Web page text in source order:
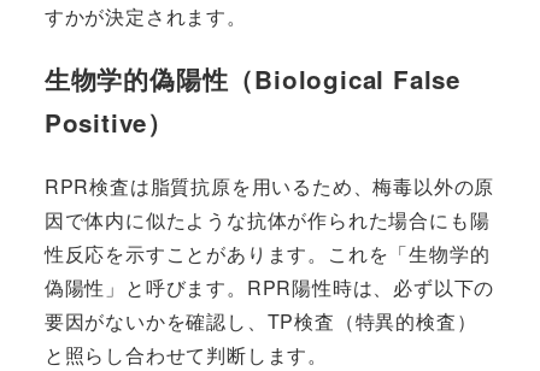
すかが決定されます。
生物学的偽陽性（Biological False
Positive）
RPR検査は脂質抗原を用いるため、梅毒以外の原
因で体内に似たような抗体が作られた場合にも陽
性反応を示すことがあります。これを「生物学的
偽陽性」と呼びます。RPR陽性時は、必ず以下の
要因がないかを確認し、TP検査（特異的検査）
と照らし合わせて判断します。